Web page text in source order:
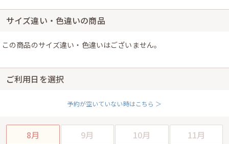
サイズ違い・色違いの商品
この商品のサイズ違い・色違いはございません。
ご利用日を選択
予約が空いていない時はこちら ＞
8月 9月 10月 11月